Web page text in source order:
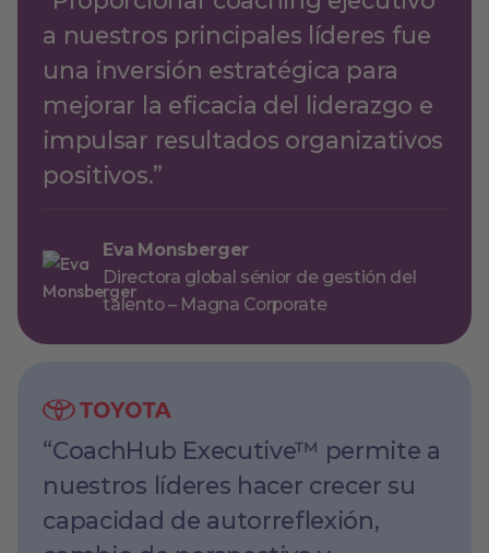
a nuestros principales líderes fue
una inversión estratégica para
mejorar la eficacia del liderazgo e
impulsar resultados organizativos
positivos.”
Eva Monsberger
Directora global sénior de gestión del
talento – Magna Corporate
“CoachHub Executive™ permite a
nuestros líderes hacer crecer su
capacidad de autorreflexión,